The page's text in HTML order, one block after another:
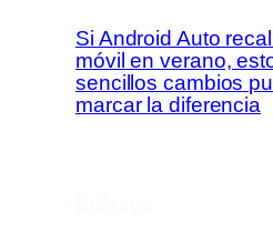
Si Android Auto
móvil en verano,
sencillos cambios
marcar la diferencia